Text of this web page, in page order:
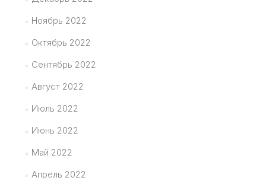
Ноябрь 2022
Октябрь 2022
Сентябрь 2022
Август 2022
Июль 2022
Июнь 2022
Май 2022
Апрель 2022